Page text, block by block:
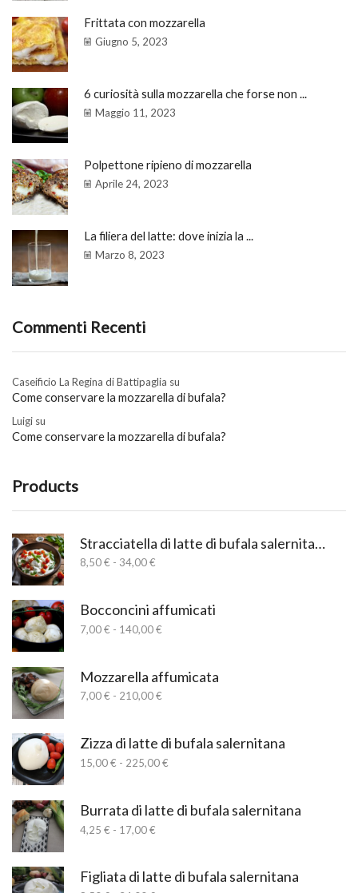
Frittata con mozzarella
Giugno 5, 2023
6 curiosità sulla mozzarella che forse non ...
Maggio 11, 2023
Polpettone ripieno di mozzarella
Aprile 24, 2023
La filiera del latte: dove inizia la ...
Marzo 8, 2023
Commenti Recenti
Caseificio La Regina di Battipaglia su
Come conservare la mozzarella di bufala?
Luigi su
Come conservare la mozzarella di bufala?
Products
Stracciatella di latte di bufala salernitana
8,50€ - 34,00€
da
8,50 €
a
Bocconcini affumicati
7,00€ - 140,00€
da
7,00 €
Mozzarella affumicata
7,00€ - 210,00€
da
7,00 €
a
Zizza di latte di bufala salernitana
15,00€ - 225,00€
15,00 €
Burrata di latte di bufala salernitana
4,25 € - 17,00€
da
4,25 €
Figliata di latte di bufala salernitana